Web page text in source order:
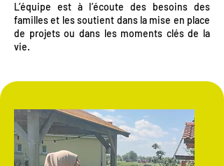
L’équipe est à l’écoute des besoins des
familles et les soutient dans la mise en place
de projets ou dans les moments clés de la
vie.